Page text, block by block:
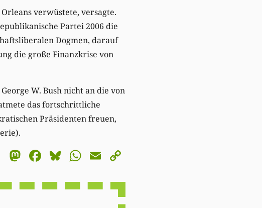
verwüstete, versagte.
Partei 2006 die
Dogmen, darauf
die große Finanzkrise von
W. Bush nicht an die von
das fortschrittliche
Präsidenten freuen,
Mastodon
Facebook
Bluesky
WhatsApp
Email